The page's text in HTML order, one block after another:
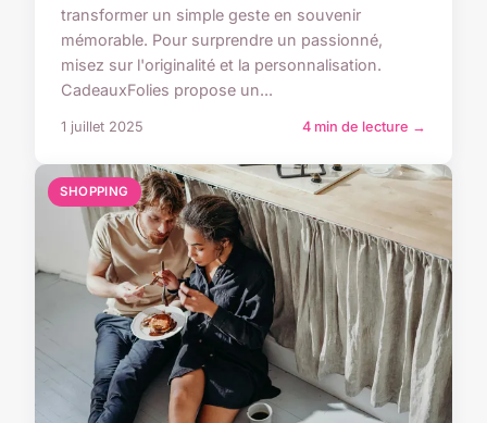
transformer un simple geste en souvenir
mémorable. Pour surprendre un passionné,
misez sur l'originalité et la personnalisation.
CadeauxFolies propose un...
1 juillet 2025 4 min de lecture →
SHOPPING